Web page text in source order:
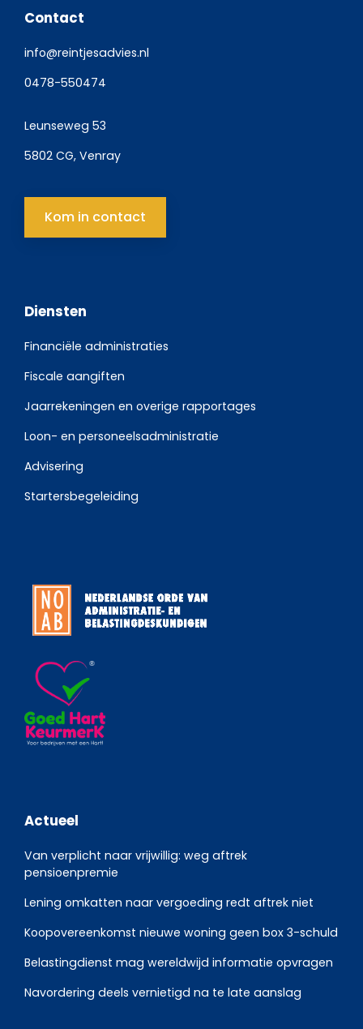
Contact
info@reintjesadvies.nl
0478-550474
Leunseweg 53
5802 CG, Venray
Kom in contact
Diensten
Financiële administraties
Fiscale aangiften
Jaarrekeningen en overige rapportages
Loon- en personeelsadministratie
Advisering
Startersbegeleiding
Actueel
Van verplicht naar vrijwillig: weg aftrek
pensioenpremie
Lening omkatten naar vergoeding redt aftrek niet
Koopovereenkomst nieuwe woning geen box 3-schuld
Belastingdienst mag wereldwijd informatie opvragen
Navordering deels vernietigd na te late aanslag